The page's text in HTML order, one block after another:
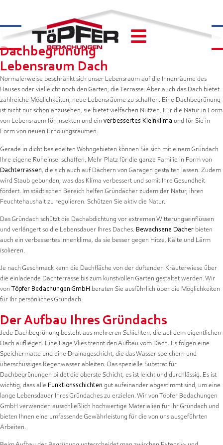
Dachbegrünung​
Lebensraum Dach
Normalerweise beschränkt sich unser Lebensraum auf die Innenräume des
Hauses oder vielleicht noch den Garten, die Terrasse. Aber auch das Dach bietet
zahlreiche Möglichkeiten, neue Lebensräume zu schaffen. Eine Dachbegrünung
ist nicht nur schön anzusehen, sie bietet vielfachen Nutzen. Für die Natur in Form
von Lebensraum für Insekten und ein verbessertes Kleinklima und für Sie in
Form von neuen Erholungsräumen.
Gerade in dicht besiedelten Wohngebieten können Sie sich mit einem Gründach
Ihre eigene Ruheinsel schaffen. Mehr Platz für die ganze Familie in Form von
Dachterrassen , die sich auch auf Dächern von Garagen gestalten lassen. Zudem
wird Staub gebunden, was das Klima verbessert und somit Ihre Gesundheit
fördert. Im städtischen Bereich helfen Gründächer zudem der Natur, ihren
Feuchtehaushalt zu regulieren. Schützen Sie aktiv die Natur.
Das Gründach schützt die Dachabdichtung vor extremen Witterungseinflüssen
und verlängert so die Lebensdauer Ihres Daches. Bewachsene Dächer bieten
auch ein verbessertes Innenklima, da sie besser gegen Hitze, Kälte und Lärm
isolieren.
Je nach Geschmack kann die Dachfläche von der duftenden Kräuterwiese über
die einladende Dachterrasse bis zum kunstvollen Garten gestaltet werden. Wir
von Töpfer Bedachungen GmbH beraten Sie ausführlich über die Möglichkeiten
für Ihr persönliches Gründach.
Der Aufbau Ihres Gründachs
Jede Dachbegrünung besteht aus mehreren Schichten, die auf dem eigentlichen
Dach aufliegen. Eine Lage Vlies trennt den Aufbau vom Dach. Es folgen eine
Speichermatte und eine Drainageschicht, die das Wasser speichern und
überschüssiges Regenwasser ableiten. Das spezielle Substrat für
Dachbegrünungen bildet die oberste Schicht, es ist leicht und durchlässig. Es ist
wichtig, dass alle Funktionsschichten gut aufeinander abgestimmt sind, um eine
lange Lebensdauer Ihres Gründaches zu erzielen. Wir von Töpfer Bedachungen
GmbH verwenden ausschließlich hochwertige Materialien für Ihr Gründach und
bieten Ihnen eine umfassende Gewährleistung für die von uns ausgeführten
Arbeiten.